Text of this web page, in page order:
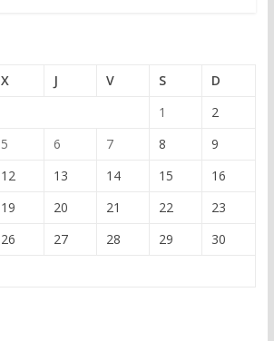
X J V S
D
1
2
5 6 7 8
9
12 13 14 15
16
19 20 21 22
23
26 27 28 29
30